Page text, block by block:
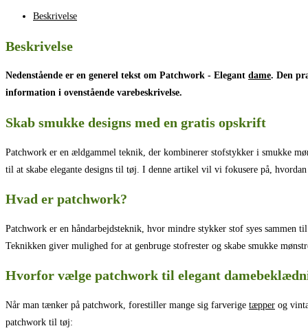
Beskrivelse
Beskrivelse
Nedenstående er en generel tekst om Patchwork - Elegant dame. Den
information i ovenstående varebeskrivelse.
Skab smukke designs med en gratis opskrift
Patchwork er en ældgammel teknik, der kombinerer stofstykker i smukke
til at skabe elegante designs til tøj. I denne artikel vil vi fokusere på,
Hvad er patchwork?
Patchwork er en håndarbejdsteknik, hvor mindre stykker stof syes
Teknikken giver mulighed for at genbruge stofrester og skabe smukke
Hvorfor vælge patchwork til elegant
Når man tænker på patchwork, forestiller mange sig farverige tæpper og
patchwork til tøj: